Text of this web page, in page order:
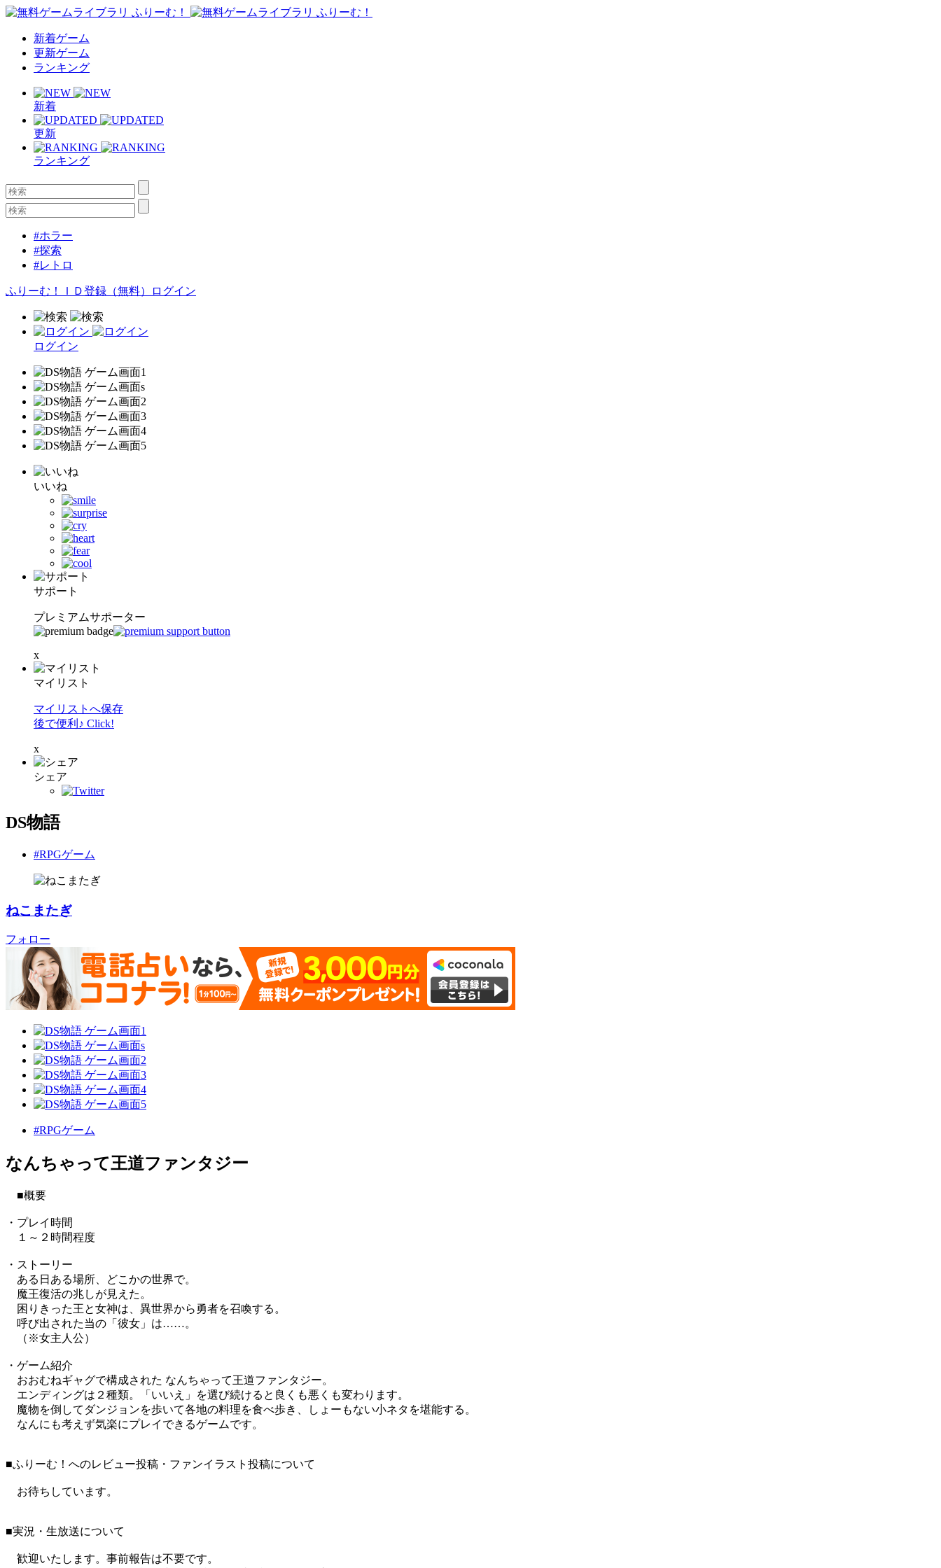
新着ゲーム
更新ゲーム
ランキング
新着
更新
ランキング
#ホラー
#探索
#レトロ
ふりーむ！ＩＤ登録（無料） ログイン
ログイン
いいね
サポート
プレミアムサポーター
x
マイリスト
マイリストへ保存
後で便利♪ Click!
x
シェア
DS物語
#RPGゲーム
ねこまたぎ
フォロー
#RPGゲーム
なんちゃって王道ファンタジー
■概要
・プレイ時間
１～２時間程度
・ストーリー
ある日ある場所、どこかの世界で。
魔王復活の兆しが見えた。
困りきった王と女神は、異世界から勇者を召喚する。
呼び出された当の「彼女」は……。
（※女主人公）
・ゲーム紹介
おおむねギャグで構成された なんちゃって王道ファンタジー。
エンディングは２種類。「いいえ」を選び続けると良くも悪くも変わります。
魔物を倒してダンジョンを歩いて各地の料理を食べ歩き、しょーもない小ネタを堪能する。
なんにも考えず気楽にプレイできるゲームです。
■ふりーむ！へのレビュー投稿・ファンイラスト投稿について
お待ちしています。
■実況・生放送について
歓迎いたします。事前報告は不要です。